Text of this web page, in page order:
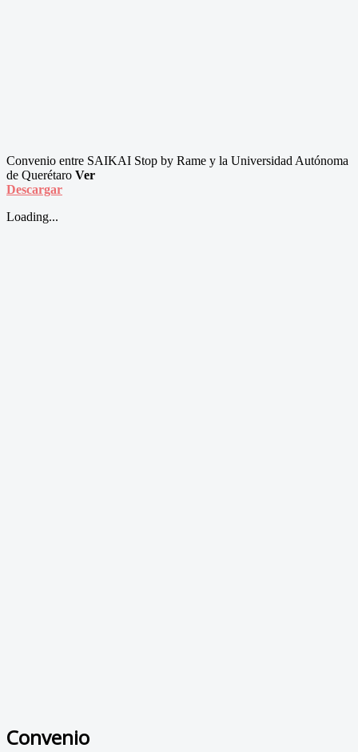
Convenio entre SAIKAI Stop by Rame y la Universidad Autónoma
de Querétaro Ver
Descargar
Loading...
Convenio